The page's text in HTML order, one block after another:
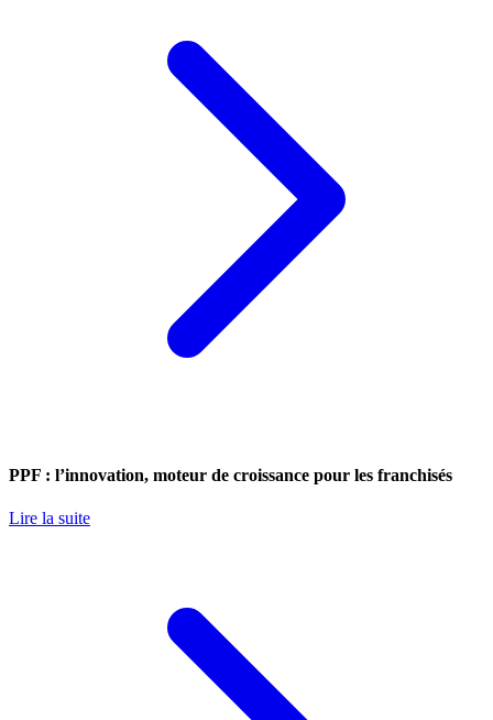
PPF : l’innovation, moteur de croissance pour les franchisés
Lire la suite